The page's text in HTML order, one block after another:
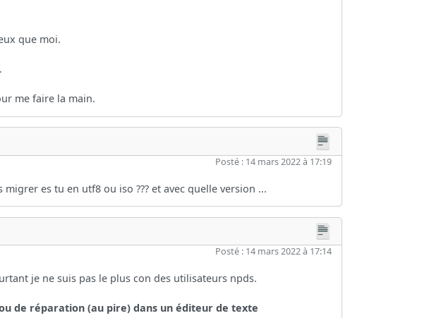
que moi.
me faire la main.
Posté : 14 mars 2022 à 17:19
es tu en utf8 ou iso ??? et avec quelle version ...
Posté : 14 mars 2022 à 17:14
je ne suis pas le plus con des utilisateurs npds.
de réparation (au pire) dans un éditeur de texte